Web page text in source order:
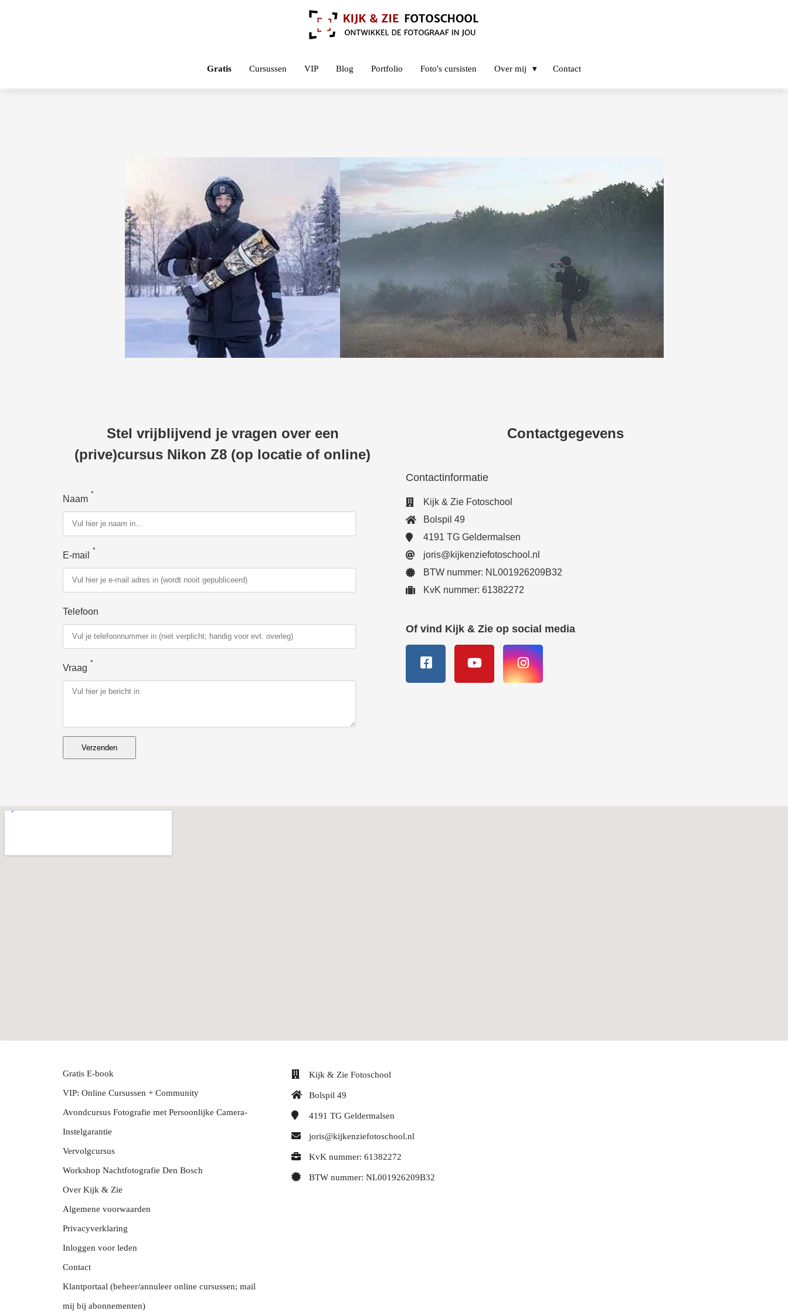
Gratis Cursussen VIP Blog Portfolio Foto's cursisten Over mij Contact
Stel vrijblijvend je vragen over een
(prive)cursus Nikon Z8 (op locatie of online)
Naam *
E-mail *
Telefoon
Vraag *
Verzenden
Contactgegevens
Contactinformatie
Kijk & Zie Fotoschool
Bolspil 49
4191 TG Geldermalsen
joris@kijkenziefotoschool.nl
BTW nummer: NL001926209B32
KvK nummer: 61382272
Of vind Kijk & Zie op social media
Gratis E-book
VIP: Online Cursussen + Community
Avondcursus Fotografie met Persoonlijke Camera-
Instelgarantie
Vervolgcursus
Workshop Nachtfotografie Den Bosch
Over Kijk & Zie
Algemene voorwaarden
Privacyverklaring
Inloggen voor leden
Contact
Klantportaal (beheer/annuleer online cursussen; mail
mij bij abonnementen)
Kijk & Zie Fotoschool
Bolspil 49
4191 TG Geldermalsen
joris@kijkenziefotoschool.nl
KvK nummer: 61382272
BTW nummer: NL001926209B32